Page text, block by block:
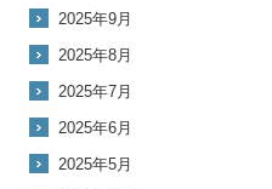
2025年9月
2025年8月
2025年7月
2025年6月
2025年5月